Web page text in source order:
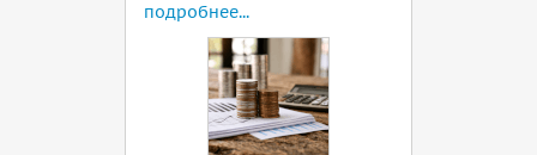
подробнее...